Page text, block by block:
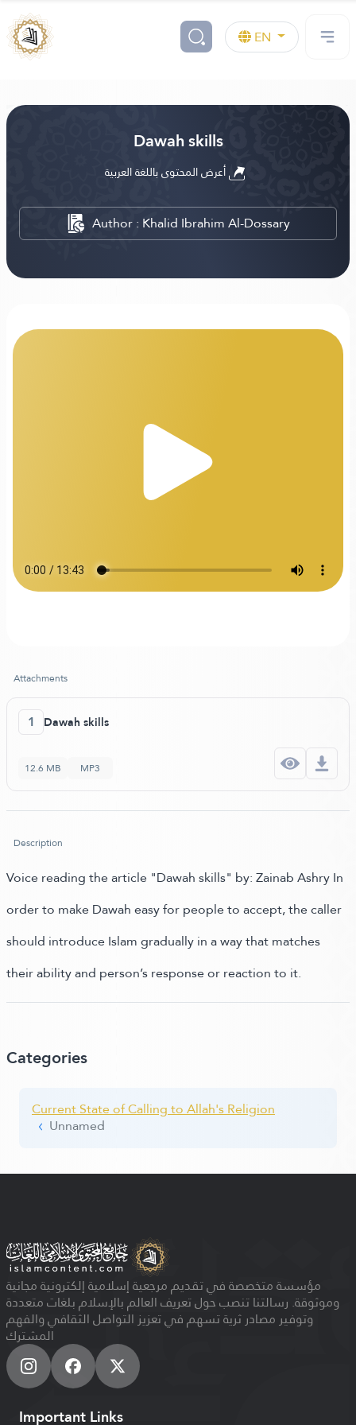
EN
Dawah skills
Author : Khalid Ibrahim Al-Dossary
Attachments
1 Dawah skills
12.6 MB MP3
Description
Voice reading the article "Dawah skills" by: Zainab Ashry In
order to make Dawah easy for people to accept, the caller
should introduce Islam gradually in a way that matches
their ability and person’s response or reaction to it.
Categories
Current State of Calling to Allah's Religion
Unnamed
مؤسسة متخصصة في تقديم مرجعية إسلامية إلكترونية مجانية
وموثوقة. رسالتنا تنصب حول تعريف العالم بالإسلام بلغات متعددة
وتوفير مصادر ثرية تسهم في تعزيز التواصل الثقافي والفهم
المشترك
Important Links